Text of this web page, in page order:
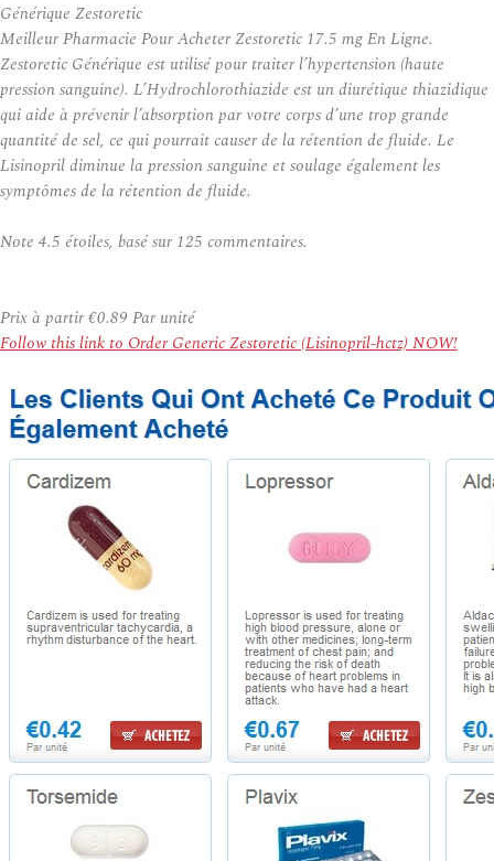
Générique Zestoretic
Meilleur Pharmacie Pour Acheter Zestoretic 17.5 mg En Ligne.
Zestoretic Générique est utilisé pour traiter l’hypertension (haute
pression sanguine). L’Hydrochlorothiazide est un diurétique thiazidique
qui aide à prévenir l’absorption par votre corps d’une trop grande
quantité de sel, ce qui pourrait causer de la rétention de fluide. Le
Lisinopril diminue la pression sanguine et soulage également les
symptômes de la rétention de fluide.
Note 4.5 étoiles, basé sur 125 commentaires.
Prix à partir€0.89 Par unité
Follow this link to Order Generic Zestoretic (Lisinopril-hctz) NOW!